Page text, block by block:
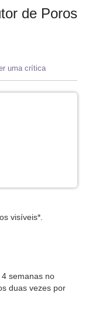
de Poros
uma crítica
visíveis*.
semanas no
duas vezes por